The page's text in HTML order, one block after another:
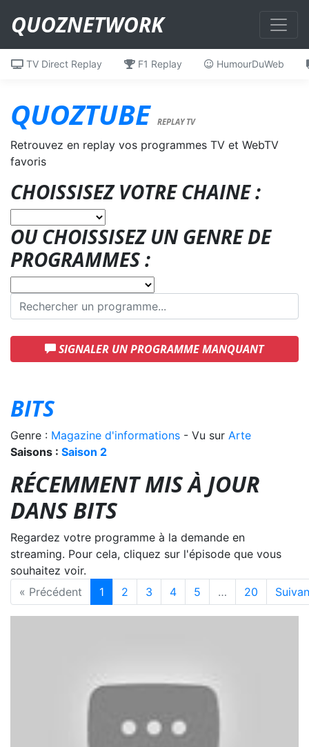
QUOZNETWORK
TV Direct Replay F1 Replay HumourDuWeb
QUOZTUBE REPLAY TV
Retrouvez en replay vos programmes TV et WebTV
favoris
CHOISSISEZ VOTRE CHAINE :
OU CHOISSISEZ UN GENRE DE
PROGRAMMES :
SIGNALER UN PROGRAMME MANQUANT
BITS
Genre : Magazine d'informations - Vu sur Arte
Saisons : Saison 2
RÉCEMMENT MIS À JOUR
DANS BITS
Regardez votre programme à la demande en
streaming. Pour cela, cliquez sur l'épisode que vous
souhaitez voir.
« Précédent
1 2 3 4 5 … 20